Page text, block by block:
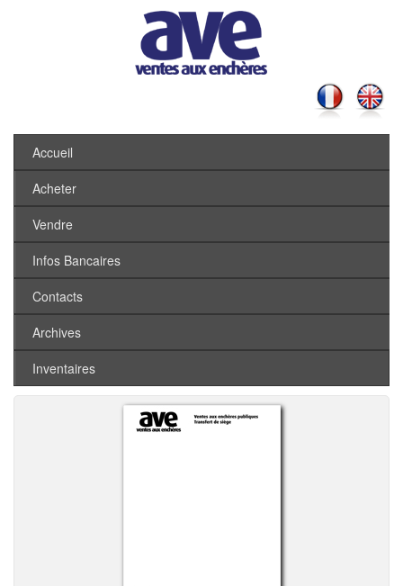
Accueil
Acheter
Vendre
Infos Bancaires
Contacts
Archives
Inventaires